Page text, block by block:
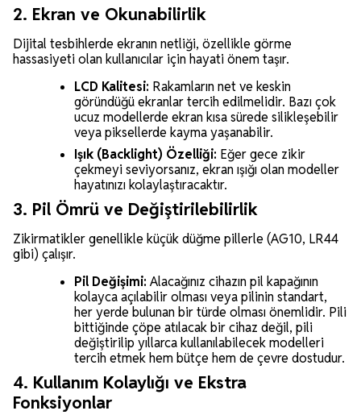
2. Ekran ve Okunabilirlik
Dijital tesbihlerde ekranın netliği, özellikle görme
hassasiyeti olan kullanıcılar için hayati önem taşır.
LCD Kalitesi: Rakamların net ve keskin
göründüğü ekranlar tercih edilmelidir. Bazı çok
ucuz modellerde ekran kısa sürede silikleşebilir
veya piksellerde kayma yaşanabilir.
Işık (Backlight) Özelliği: Eğer gece zikir
çekmeyi seviyorsanız, ekran ışığı olan modeller
hayatınızı kolaylaştıracaktır.
3. Pil Ömrü ve Değiştirilebilirlik
Zikirmatikler genellikle küçük düğme pillerle (AG10, LR44
gibi) çalışır.
Pil Değişimi: Alacağınız cihazın pil kapağının
kolayca açılabilir olması veya pilinin standart,
her yerde bulunan bir türde olması önemlidir. Pili
bittiğinde çöpe atılacak bir cihaz değil, pili
değiştirilip yıllarca kullanılabilecek modelleri
tercih etmek hem bütçe hem de çevre dostudur.
4. Kullanım Kolaylığı ve Ekstra
Fonksiyonlar